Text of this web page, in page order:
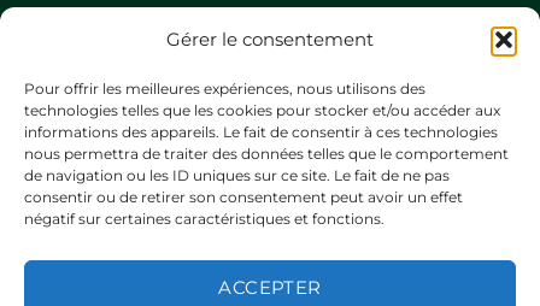
Gérer le consentement
Pour offrir les meilleures expériences, nous utilisons des
technologies telles que les cookies pour stocker et/ou accéder aux
informations des appareils. Le fait de consentir à ces technologies
nous permettra de traiter des données telles que le comportement
de navigation ou les ID uniques sur ce site. Le fait de ne pas
consentir ou de retirer son consentement peut avoir un effet
négatif sur certaines caractéristiques et fonctions.
ACCEPTER
Politique de Confidentialité
Politique de Cookies